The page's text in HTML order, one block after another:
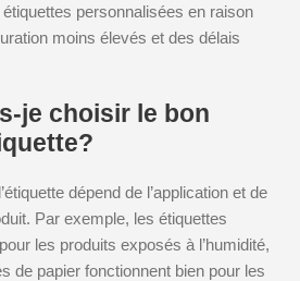
personnalisées en raison
moins élevés et des délais
je choisir le bon
dépend de l’application et de
Par exemple, les étiquettes
les produits exposés à l’humidité,
de papier fonctionnent bien pour les